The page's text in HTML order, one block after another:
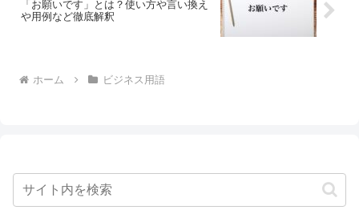
「お願いです」とは？使い方や言い換え
や用例など徹底解釈
ホーム ビジネス用語